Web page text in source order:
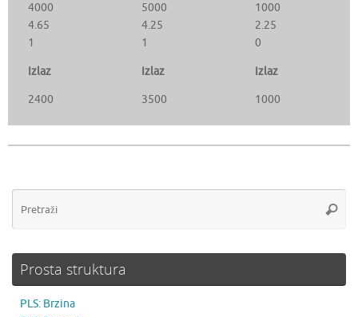
4000
4.65
1
Izlaz
2400
5000
4.25
1
Izlaz
3500
1000
2.25
0
Izlaz
1000
Prosta struktura
PLS: Brzina